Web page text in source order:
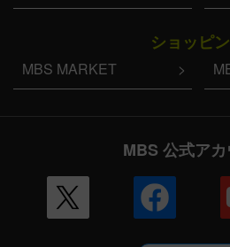
ショッピ
MBS MARKET
MBS 公式アカ